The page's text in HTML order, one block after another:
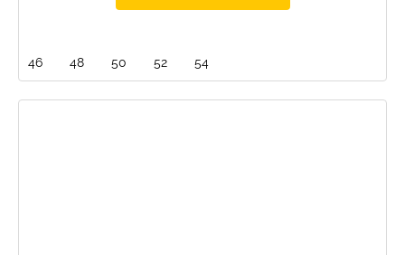
46 48 50 52 54